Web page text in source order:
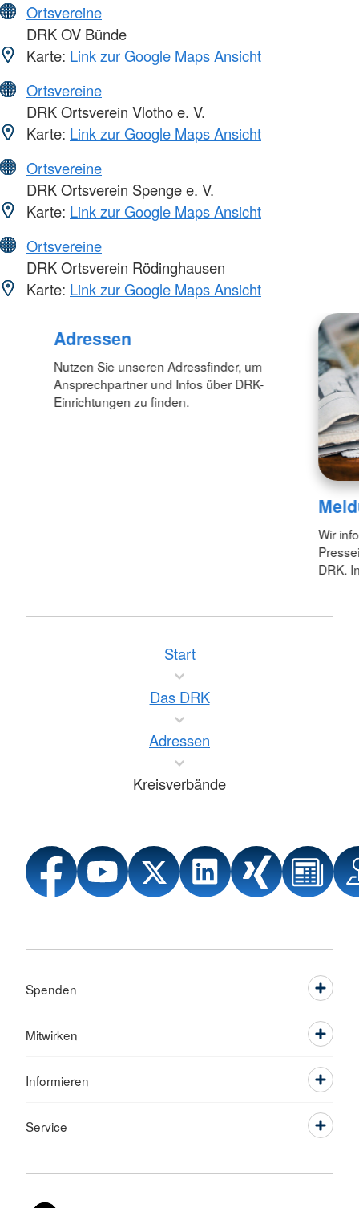
Ortsvereine
DRK OV Bünde
Karte: Link zur Google Maps Ansicht
Ortsvereine
DRK Ortsverein Vlotho e. V.
Karte: Link zur Google Maps Ansicht
Ortsvereine
DRK Ortsverein Spenge e. V.
Karte: Link zur Google Maps Ansicht
Ortsvereine
DRK Ortsverein Rödinghausen
Karte: Link zur Google Maps Ansicht
Adressen
Nutzen Sie unseren Adressfinder, um
Ansprechpartner und Infos über DRK-
Einrichtungen zu finden.
Wir
DRK.
Start
Das DRK
Adressen
Kreisverbände
Spenden
Mitwirken
Informieren
Service
Sprache wechseln zu